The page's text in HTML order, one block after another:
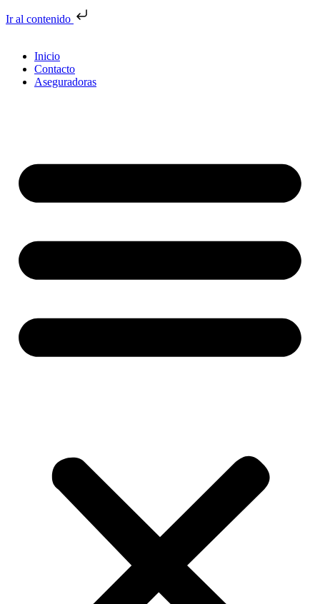
Ir al contenido
Inicio
Contacto
Aseguradoras